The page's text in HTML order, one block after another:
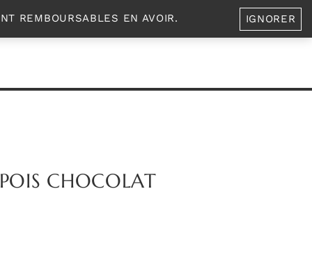
REMBOURSABLES EN AVOIR. IGNORER
PROPOS 0
CHOCOLAT